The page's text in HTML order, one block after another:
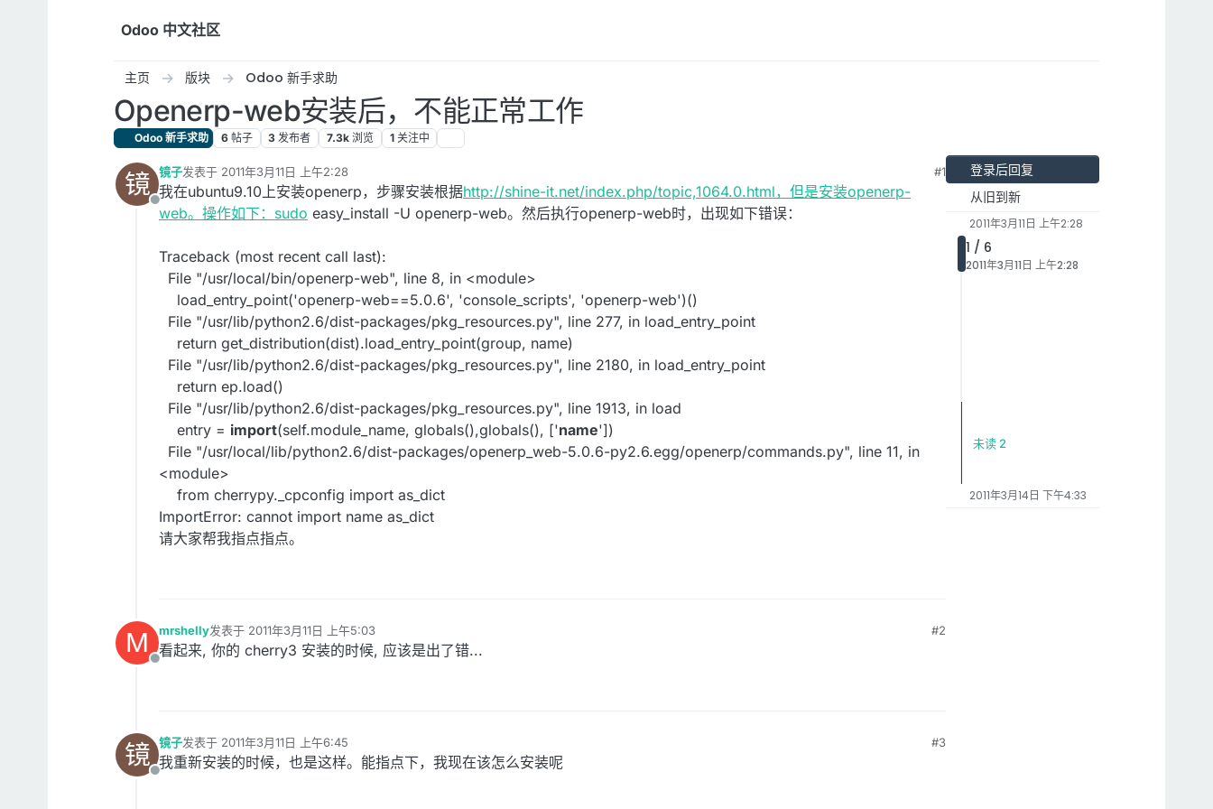
Odoo 中文社区
主页 版块 Odoo 新手求助
Openerp-web安装后，不能正常工作
Odoo 新手求助 6 帖子 3 发布者 7.3k 浏览 1 关注中
镜
离线
镜子发表于 2011年3月11日 上午2:28
最后由 编辑
#1
我在ubuntu9.10上安装openerp，步骤安装根据http://shine-it.net/index.php/topic,1064.0.html，但是安装openerp-
web。操作如下：sudo easy_install -U openerp-web。然后执行openerp-web时，出现如下错误：
Traceback (most recent call last):
File "/usr/local/bin/openerp-web", line 8, in <module>
load_entry_point('openerp-web==5.0.6', 'console_scripts', 'openerp-web')()
File "/usr/lib/python2.6/dist-packages/pkg_resources.py", line 277, in load_entry_point
return get_distribution(dist).load_entry_point(group, name)
File "/usr/lib/python2.6/dist-packages/pkg_resources.py", line 2180, in load_entry_point
return ep.load()
File "/usr/lib/python2.6/dist-packages/pkg_resources.py", line 1913, in load
entry = import(self.module_name, globals(),globals(), ['name'])
File "/usr/local/lib/python2.6/dist-packages/openerp_web-5.0.6-py2.6.egg/openerp/commands.py", line 11, in
<module>
from cherrypy._cpconfig import as_dict
ImportError: cannot import name as_dict
请大家帮我指点指点。
M
离线
mrshelly发表于 2011年3月11日 上午5:03
最后由 编辑
#2
看起来, 你的 cherry3 安装的时候, 应该是出了错...
镜
离线
镜子发表于 2011年3月11日 上午6:45
最后由 编辑
#3
我重新安装的时候，也是这样。能指点下，我现在该怎么安装呢
登录后回复
从旧到新
2011年3月11日 上午2:28
1 / 6
2011年3月11日 上午2:28
未读 2
2011年3月14日 下午4:33